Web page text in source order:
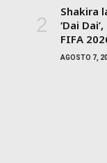
Shakira
‘Dai
FIFA
AGOSTO 7,